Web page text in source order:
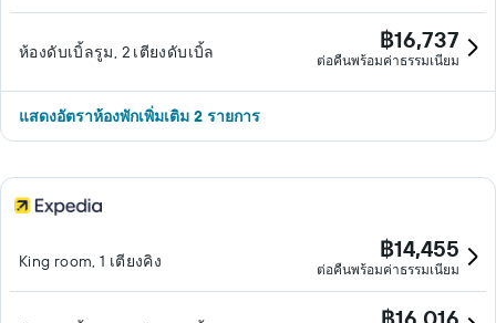
ห้องดับเบิ้ลรูม, 2 เตียงดับเบิ้ล ฿16,737
ต่อคืนพร้อมค่าธรรมเนียม
แสดงอัตราห้องพักเพิ่มเติม 2 รายการ
King room, 1 เตียงคิง ฿14,455
ต่อคืนพร้อมค่าธรรมเนียม